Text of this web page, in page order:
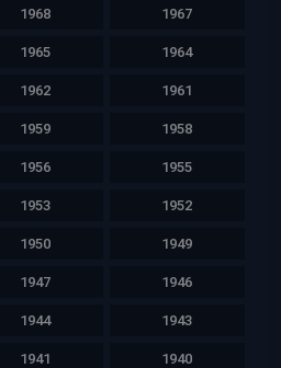
1968 1967
1965 1964
1962 1961
1959 1958
1956 1955
1953 1952
1950 1949
1947 1946
1944 1943
1941 1940